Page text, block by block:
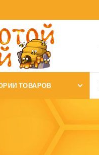
ТОВАРОВ